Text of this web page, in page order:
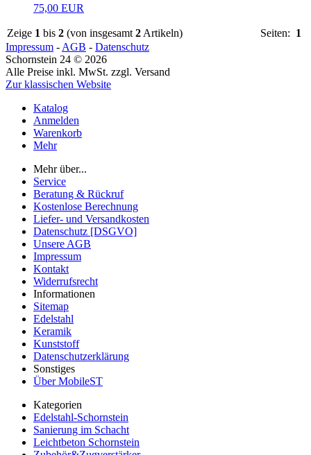
75,00 EUR
Zeige 1 bis 2 (von insgesamt 2 Artikeln) Seiten: 1
Impressum - AGB - Datenschutz
Schornstein 24 © 2026
Alle Preise inkl. MwSt. zzgl. Versand
Zur klassischen Website
Katalog
Anmelden
Warenkorb
Mehr
Mehr über...
Service
Beratung & Rückruf
Kostenlose Berechnung
Liefer- und Versandkosten
Datenschutz [DSGVO]
Unsere AGB
Impressum
Kontakt
Widerrufsrecht
Informationen
Sitemap
Edelstahl
Keramik
Kunststoff
Datenschutzerklärung
Sonstiges
Über MobileST
Kategorien
Edelstahl-Schornstein
Sanierung im Schacht
Leichtbeton Schornstein